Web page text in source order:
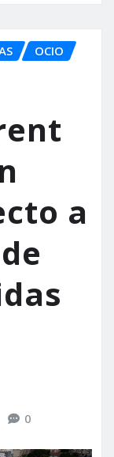
OCIO
a
0